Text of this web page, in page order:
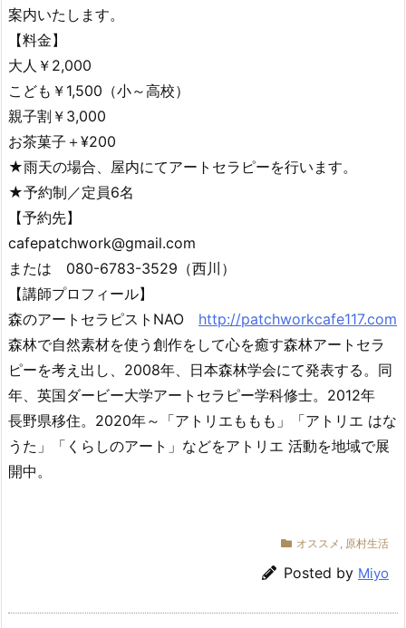
案内いたします。
【料金】
大人￥2,000
こども￥1,500（小～高校）
親子割￥3,000
お茶菓子＋¥200
★雨天の場合、屋内にてアートセラピーを行います。
★予約制／定員6名
【予約先】
cafepatchwork@gmail.com
または 080-6783-3529（西川）
【講師プロフィール】
森のアートセラピストNAO http://patchworkcafe117.com
森林で自然素材を使う創作をして心を癒す森林アートセラ
ピーを考え出し、2008年、日本森林学会にて発表する。同
年、英国ダービー大学アートセラピー学科修士。2012年
長野県移住。2020年～「アトリエももも」「アトリエ はな
うた」「くらしのアート」などをアトリエ 活動を地域で展
開中。
オススメ 原村生活
Posted by Miyo